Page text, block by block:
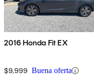
2016 Honda Fit EX
$9,999 Buena oferta